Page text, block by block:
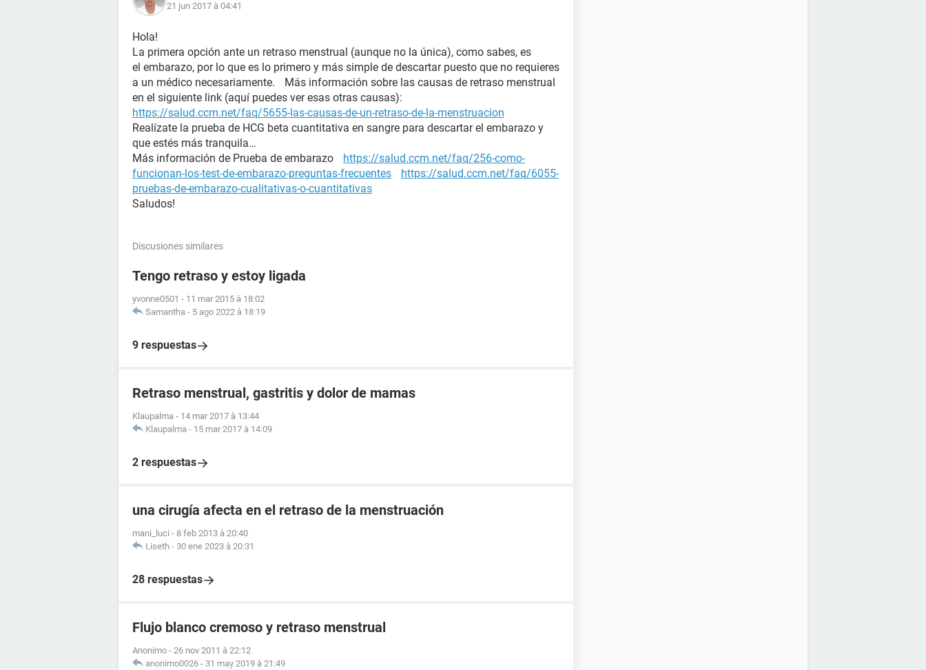
21 jun 2017 à 04:41
Hola!
La primera opción ante un retraso menstrual (aunque no la única), como sabes, es
el embarazo, por lo que es lo primero y más simple de descartar puesto que no requieres
a un médico necesariamente. Más información sobre las causas de retraso menstrual
en el siguiente link (aquí puedes ver esas otras causas):
https://salud.ccm.net/faq/5655-las-causas-de-un-retraso-de-la-menstruacion
Realízate la prueba de HCG beta cuantitativa en sangre para descartar el embarazo y
que estés más tranquila…
Más información de Prueba de embarazo https://salud.ccm.net/faq/256-como-
funcionan-los-test-de-embarazo-preguntas-frecuentes
https://salud.ccm.net/faq/6055-
pruebas-de-embarazo-cualitativas-o-cuantitativas
Saludos!
Discusiones similares
Tengo retraso y estoy ligada
yvonne0501 - 11 mar 2015 à 18:02
Samantha - 5 ago 2022 à 18:19
9 respuestas
Retraso menstrual, gastritis y dolor de mamas
Klaupalma - 14 mar 2017 à 13:44
Klaupalma - 15 mar 2017 à 14:09
2 respuestas
una cirugía afecta en el retraso de la menstruación
mani_luci - 8 feb 2013 à 20:40
Liseth - 30 ene 2023 à 20:31
28 respuestas
Flujo blanco cremoso y retraso menstrual
Anonimo - 26 nov 2011 à 22:12
anonimo0026 - 31 may 2019 à 21:49